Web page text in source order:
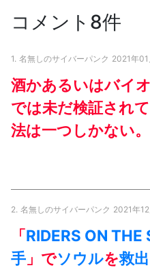
コメント8件
1. 名無しのサイバーパンク 2021年
酒かあるいはバイ
では未だ検証され
法は一つしかない。
2. 名無しのサイバーパンク 2021年
「RIDERS ON THE
手 」でソウルを救出